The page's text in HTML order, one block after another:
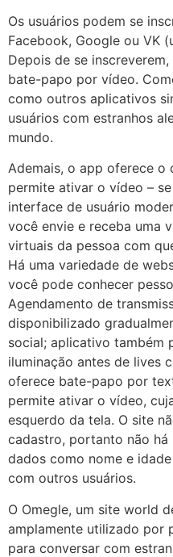
Os usuários podem se
Facebook, Google ou VK
Depois de se
bate-papo por vídeo.
como outros aplicativos
usuários com estranhos
mundo.
Ademais, o app oferece
permite ativar o vídeo –
interface de usuário
você envie e receba uma
virtuais da pessoa com
Há uma variedade de
você pode conhecer
Agendamento de
disponibilizado
social; aplicativo também
iluminação antes de lives
oferece bate-papo por
permite ativar o vídeo,
esquerdo da tela. O site
cadastro, portanto não há
dados como nome e
com outros usuários.
O Omegle, um site world
amplamente utilizado por
para conversar com